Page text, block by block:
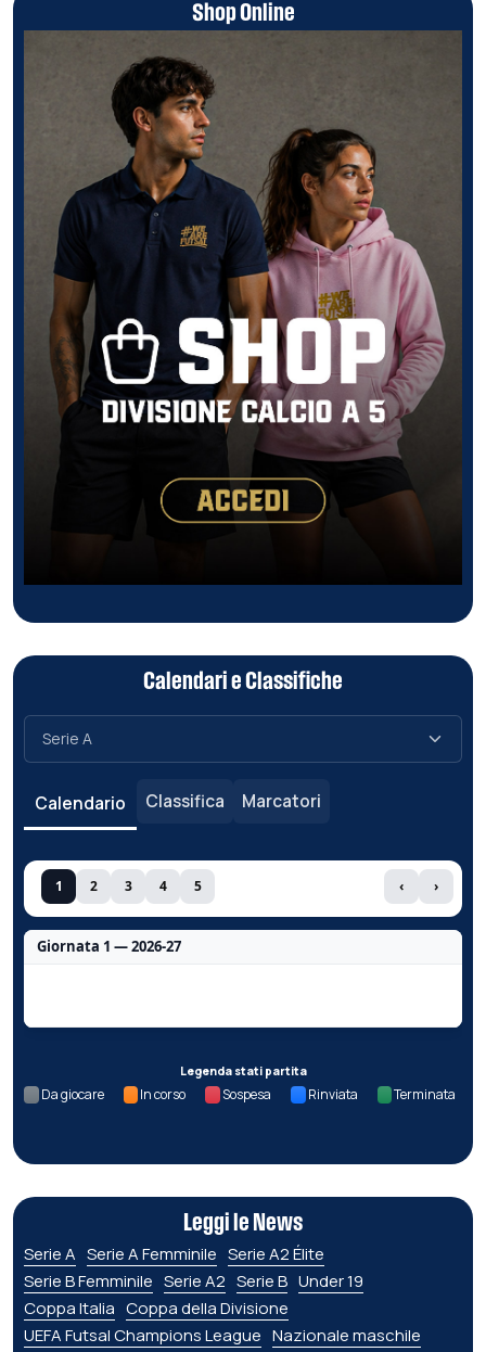
Shop Online
Calendari e Classifiche
Calendario Classifica Marcatori
1 2 3 4 5 ‹ ›
Giornata 1 — 2026-27
Legenda stati partita
Da giocare In corso Sospesa Rinviata Terminata
Leggi le News
Serie A Serie A Femminile Serie A2 Élite
Serie B Femminile Serie A2 Serie B Under 19
Coppa Italia Coppa della Divisione
UEFA Futsal Champions League Nazionale maschile